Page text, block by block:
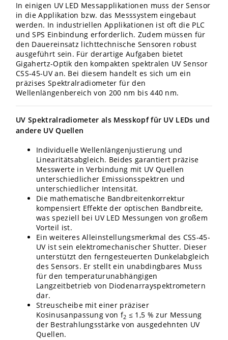
In einigen UV LED Messapplikationen muss der Sensor
in die Applikation bzw. das Messsystem eingebaut
werden. In industriellen Applikationen ist oft die PLC
und SPS Einbindung erforderlich. Zudem müssen für
den Dauereinsatz lichttechnische Sensoren robust
ausgeführt sein. Für derartige Aufgaben bietet
Gigahertz-Optik den kompakten spektralen UV Sensor
CSS‑45-UV an. Bei diesem handelt es sich um ein
präzises Spektralradiometer für den
Wellenlängenbereich von 200 nm bis 440 nm.
UV Spektralradiometer als Messkopf für UV LEDs und
andere UV Quellen
Individuelle Wellenlängenjustierung und
Linearitätsabgleich. Beides garantiert präzise
Messwerte in Verbindung mit UV Quellen
unterschiedlicher Emissionsspektren und
unterschiedlicher Intensität.
Die mathematische Bandbreitenkorrektur
kompensiert Effekte der optischen Bandbreite,
was speziell bei UV LED Messungen von großem
Vorteil ist.
Ein weiteres Alleinstellungsmerkmal des CSS‑45-
UV ist sein elektromechanischer Shutter. Dieser
unterstützt den ferngesteuerten Dunkelabgleich
des Sensors. Er stellt ein unabdingbares Muss
für den temperaturunabhängigen
Langzeitbetrieb von Diodenarrayspektrometern
dar.
Streuscheibe mit einer präziser
Kosinusanpassung von f2 ≤ 1,5 % zur Messung
der Bestrahlungsstärke von ausgedehnten UV
Quellen.